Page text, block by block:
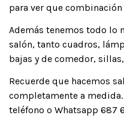
para ver que
Además tenemos todo lo
salón, tanto cuadros,
bajas y de comedor,
Recuerde que hacemos
completamente a
teléfono o Whatsapp 687